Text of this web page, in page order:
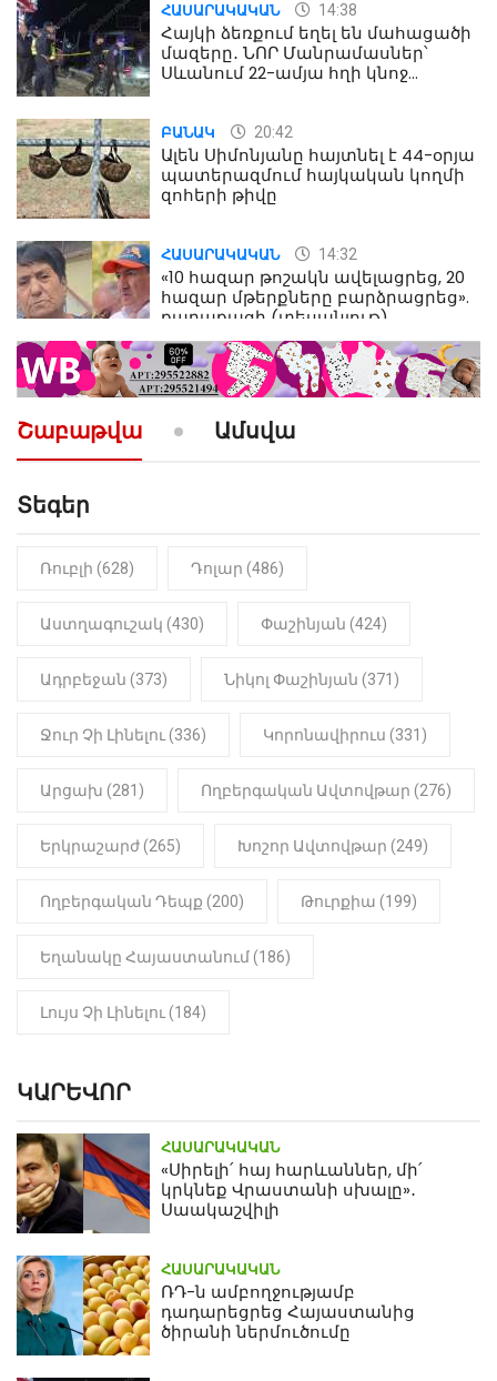
ՀԱՍԱՐԱԿԱԿԱՆ 14:38
Հայկի ձեռքում եղել են մահացածի
մազերը․ ՆՈՐ Մանրամասներ՝
Սևանում 22-ամյա հղի կնոջ
ԲԱՆԱԿ 20:42
Ալեն Սիմոնյանը հայտնել է 44-օրյա
պատերազմում հայկական կողմի
զոհերի թիվը
ՀԱՍԱՐԱԿԱԿԱՆ 14:32
«10 հազար թոշակն ավելացրեց, 20
հազար մթերքները բարձրացրեց».
քաղաքացի (տեսանյութ)
ՔԱՂԱՔԱԿԱՆ 10:52
«Լեզվիդ տալու փոխարեն
արտաբերիր այս երկու
նախադասությունը»․ Իշխան
Նիկոլ Փաշինյան
ԻՐԱԴԱՐՁԱՅԻՆ 22:01
մանկապղծության համար
մարմինը
Շաբաթվա Ամսվա
Տեգեր
Ռուբլի (628) Դոլար (486)
Աստղագուշակ (430) Փաշինյան (424)
Ադրբեջան (373) Նիկոլ Փաշինյան (371)
Ջուր Չի Լինելու (336) Կորոնավիրուս (331)
Արցախ (281) Ողբերգական Ավտովթար (276)
Երկրաշարժ (265) Խոշոր Ավտովթար (249)
Ողբերգական Դեպք (200) Թուրքիա (199)
Եղանակը Հայաստանում (186)
Լույս Չի Լինելու (184)
ԿԱՐԵՎՈՐ
ՀԱՍԱՐԱԿԱԿԱՆ
«Սիրելի՛ հայ հարևաններ, մի՛
կրկնեք Վրաստանի սխալը»․
Սաակաշվիլի
ՀԱՍԱՐԱԿԱԿԱՆ
ՌԴ-ն ամբողջությամբ
դադարեցրեց Հայաստանից
ծիրանի ներմուծումը